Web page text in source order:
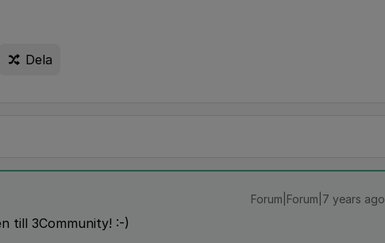
Dela
Forum|Forum|7 years ago
till 3Community! :-)